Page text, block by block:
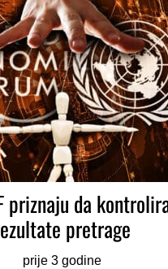
priznaju da
pretrage
prije 3 godine